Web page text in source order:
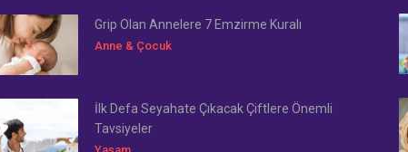
Grip Olan Annelere 7 Emzirme Kuralı
Anne & Çocuk
İlk Defa Seyahate Çıkacak Çiftlere Önemli
Tavsiyeler
Yaşam